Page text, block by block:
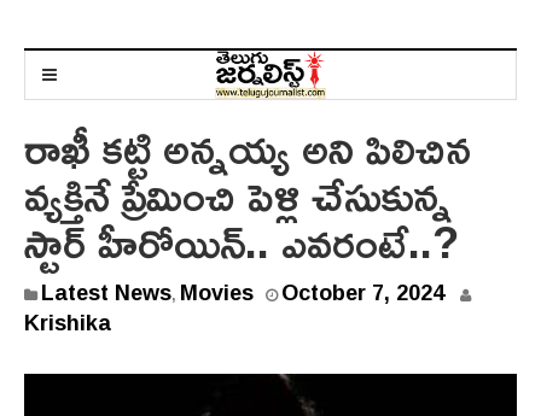
రాఖీ కట్టి అన్నయ్య అని పిలిచిన
వ్యక్తినే ప్రేమించి పెళ్లి చేసుకున్న
స్టార్ హీరోయిన్.. ఎవరంటే..?
Latest News, Movies October 7, 2024
Krishika